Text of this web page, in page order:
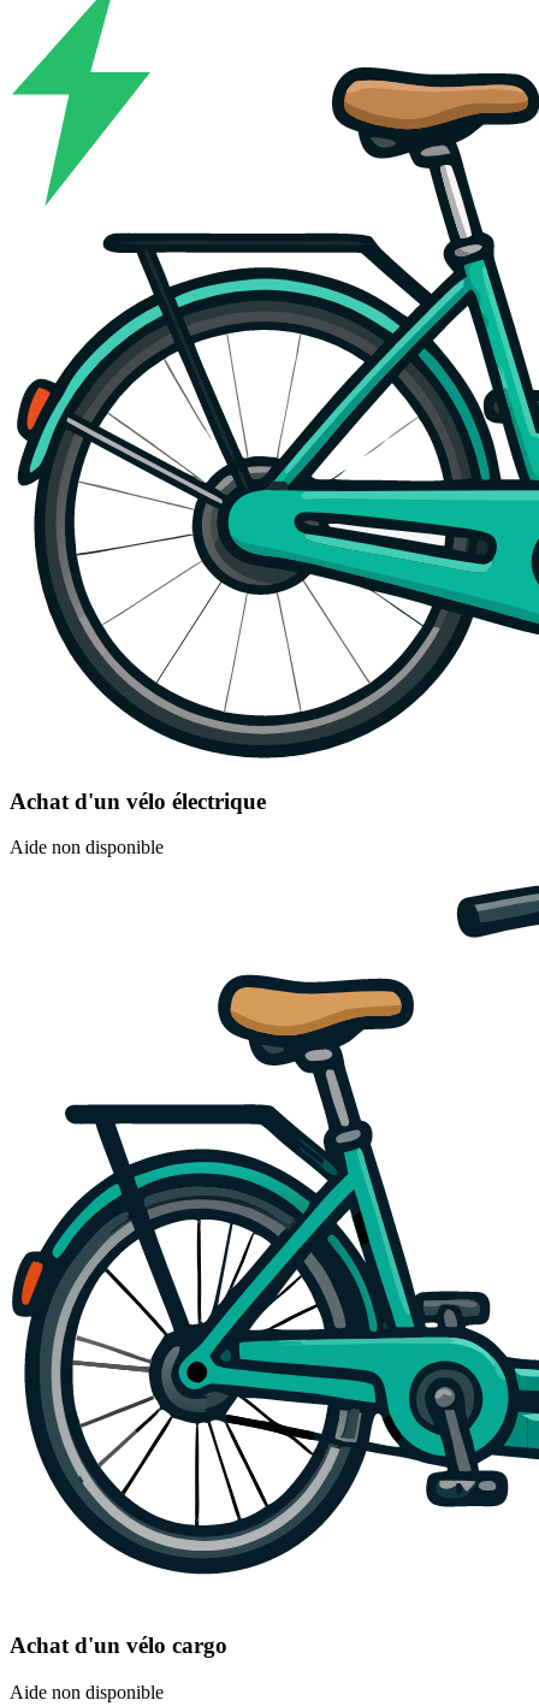
Achat d'un vélo électrique
Aide non disponible
Achat d'un vélo cargo
Aide non disponible